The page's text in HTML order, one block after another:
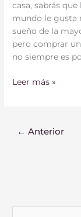
casa, sabrás
mundo le gusta
sueño de la
pero comprar
no siempre es
Leer más »
← Anterior